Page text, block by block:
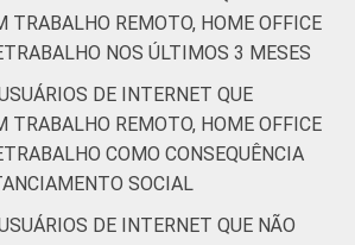
ou mais
C 33 67
DE 16
TRABALHO REMOTO, HOME OFFICE
NOS ÚLTIMOS 3 MESES
DE INTERNET QUE
TRABALHO REMOTO, HOME OFFICE
COMO CONSEQUÊNCIA
SOCIAL
DE INTERNET QUE NÃO